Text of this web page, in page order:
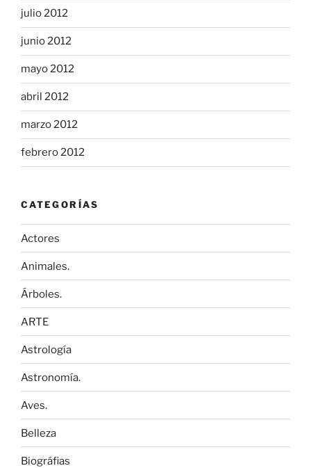
julio 2012
junio 2012
mayo 2012
abril 2012
marzo 2012
febrero 2012
CATEGORÍAS
Actores
Animales.
Árboles.
ARTE
Astrología
Astronomía.
Aves.
Belleza
Biográfias